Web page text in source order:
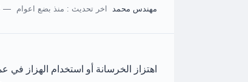
مهندس محمد اخر تحديث : منذ بضع اعوام
اهتزاز الخرسانة أو استخدام الهزاز